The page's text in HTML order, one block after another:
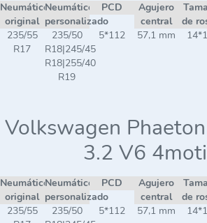
Neumático
original
Neumático
personalizado
PCD
Agujero
central
de
235/55
R17
235/50
R18|245/45
R18|255/40
R19
5*112 57,1 mm
Volkswagen
3.2 V6
Neumático
original
Neumático
personalizado
PCD
Agujero
central
de
235/55
235/50
5*112 57,1 mm